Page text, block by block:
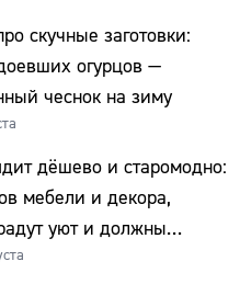
скучные заготовки:
огурцов —
чеснок на зиму
дёшево и старомодно:
мебели и декора,
уют и должны
на свалку прямо сейчас